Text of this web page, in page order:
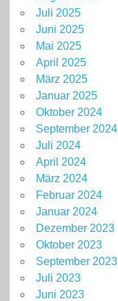
Juli 2025
Juni 2025
Mai 2025
April 2025
März 2025
Januar 2025
Oktober 2024
September 2024
Juli 2024
April 2024
März 2024
Februar 2024
Januar 2024
Dezember 2023
Oktober 2023
September 2023
Juli 2023
Juni 2023